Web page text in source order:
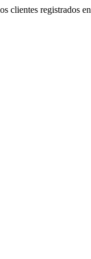
clientes registrados